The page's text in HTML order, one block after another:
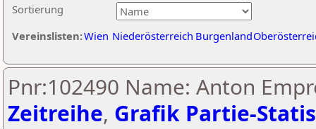
Sortierung
Vereinslisten:Wien Niederösterreich Burgenland
Pnr:102490 Name: Anton
Zeitreihe, Grafik Partie-